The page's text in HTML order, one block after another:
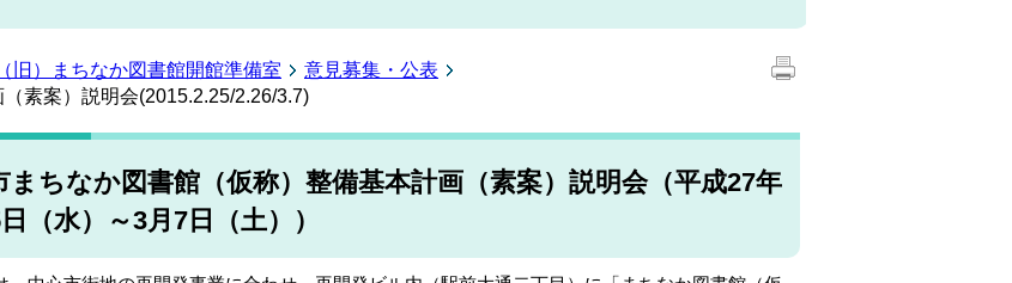
（旧）まちなか図書館開館準備室
意見募集・公表
素案）説明会(2015.2.25/2.26/3.7)
まちなか図書館（仮称）整備基本計画（素案）説明会（平成27年
（水）～3月7日（土））